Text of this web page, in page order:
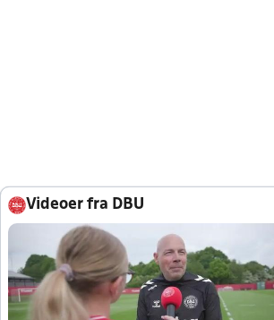
Videoer fra DBU